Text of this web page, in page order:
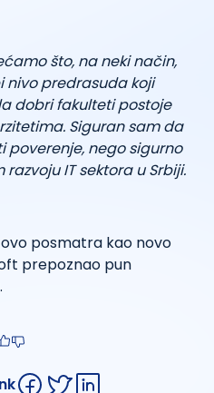
što, na neki način,
nivo predrasuda koji
dobri fakulteti postoje
Siguran sam da
nego sigurno
IT sektora u Srbiji.
posmatra kao novo
prepoznao pun